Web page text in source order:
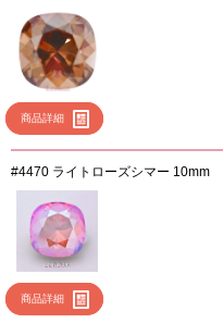
商品詳細
#4470 ライトローズシマー 10mm
商品詳細